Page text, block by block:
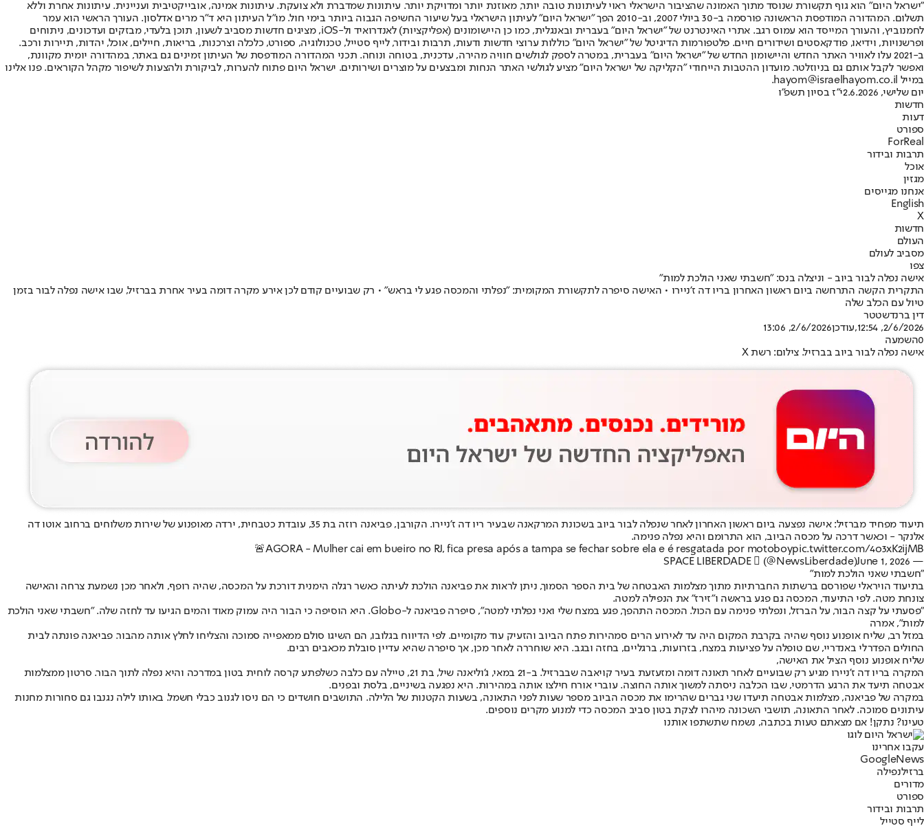
"ישראל היום" הוא גוף תקשורת שנוסד מתוך האמונה שהציבור הישראלי ראוי לעיתונות טובה יותר, מאוזנת יותר ומדויקת יותר. עיתונות שמדברת ולא צועקת. עיתונות אמינה, אובייקטיבית ועניינית. עיתונות אחרת וללא
תשלום. המהדורה המודפסת הראשונה פורסמה ב-30 ביולי 2007, וב-2010 הפך "ישראל היום" לעיתון הישראלי בעל שיעור החשיפה הגבוה ביותר בימי חול. מו"ל העיתון היא ד"ר מרים אדלסון. העורך הראשי הוא עמר
לחמנוביץ, והעורך המייסד הוא עמוס רגב. אתרי האינטרנט של "ישראל היום" בעברית ובאנגלית, כמו כן היישומונים (אפליקציות) לאנדרואיד ול-iOS, מציגים חדשות מסביב לשעון, תוכן בלעדי, מבזקים ועדכונים, ניתוחים
ופרשנויות, וידיאו, פודקאסטים ושידורים חיים. פלטפורמות הדיגיטל של "ישראל היום" כוללות ערוצי חדשות ודעות, תרבות ובידור, לייף סטייל, טכנולוגיה, ספורט, כלכלה וצרכנות, בריאות, חיילים, אוכל, יהדות, תיירות ורכב.
ב-2021 עלו לאוויר האתר החדש והיישומון החדש של "ישראל היום" בעברית, במטרה לספק לגולשים חוויה מהירה, עדכנית, בטוחה ונוחה. תכני המהדורה המודפסת של העיתון זמינים גם באתר, במהדורה יומית מקוונת,
ואפשר לקבל אותם גם בניוזלטר. מועדון ההטבות הייחודי "הקליקה של ישראל היום" מציע לגולשי האתר הנחות ומבצעים על מוצרים ושירותים. ישראל היום פתוח להערות, לביקורת ולהצעות לשיפור מקהל הקוראים. פנו אלינו
במייל hayom@israelhayom.co.il.
יום שלישי, 2.6.2026
י"ז בסיון תשפ"ו
חדשות
דעות
ספורט
ForReal
תרבות ובידור
אוכל
מגזין
אנחנו מגייסים
English
X
חדשות
העולם
מסביב לעולם
צפו
אישה נפלה לבור ביוב - וניצלה בנס: "חשבתי שאני הולכת למות"
התקרית הקשה התרחשה ביום ראשון האחרון בריו דה ז'ניירו • האישה סיפרה לתקשורת המקומית: "נפלתי והמכסה פגע לי בראש" • רק שבועיים קודם לכן אירע מקרה דומה בעיר אחרת בברזיל, שבו אישה נפלה לבור בזמן
טיול עם הכלב שלה
דין ברנדשטטר
2/6/2026, 12:54
,עודכן2/6/2026, 13:06
0השמעה
אישה נפלה לבור ביוב בברזיל. צילום: רשת X
תיעוד מפחיד מברזיל: אישה נפצעה ביום ראשון האחרון לאחר שנפלה לבור ביוב בשכונת המרקאנה שבעיר ריו דה ז'ניירו. הקורבן, פביאנה רוזה בת 35, עובדת כטבחית, ירדה מאופנוע של שירות משלוחים ברחוב אוטו דה
אלנקר - וכאשר דרכה על מכסה הביוב, הוא התרומם והיא נפלה פנימה.
🚨AGORA - Mulher cai em bueiro no RJ, fica presa após a tampa se fechar sobre ela e é resgatada por motoboypic.twitter.com/4o3xK2ijMB
— SPACE LIBERDADE  (@NewsLiberdade)
June 1, 2026
"חשבתי שאני הולכת למות"
בתיעוד הויראלי שפורסם ברשתות החברתיות מתוך מצלמות האבטחה של בית הספר הסמוך, ניתן לראות את פביאנה הולכת לעיתה כאשר רגלה הימנית דורכת על המכסה, שהיה רופף, ולאחר מכן נשמעת צרחה והאישה
צונחת מטה. לפי התיעוד, המכסה גם פגע בראשה ו"זירז" את הנפילה למטה.
"פסעתי על קצה הבור, על הברזל, ונפלתי פנימה עם הכול. המכסה התהפך, פגע במצח שלי ואני נפלתי למטה", סיפרה פביאנה ל-Globo. היא הוסיפה כי הבור היה עמוק מאוד והמים הגיעו עד לחזה שלה. "חשבתי שאני הולכת
למות", אמרה
במזל רב, שליח אופנוע נוסף שהיה בקרבת המקום היה עד לאירוע הרים סמהירות פתח הביוב והזעיק עוד מקומיים. לפי הדיווח בגלובו, הם השיגו סולם ממאפייה סמוכה והצליחו לחלץ אותה מהבור. פביאנה פונתה לבית
החולים הפדרלי באנדריי, שם טופלה על פציעות במצח, בזרועות, ברגליים, בחזה ובגב. היא שוחררה לאחר מכן, אך סיפרה שהיא עדיין סובלת מכאבים רבים.
שליח אופנוע נוסף הציל את האישה,
המקרה בריו דה ז'ניירו מגיע רק שבועיים לאחר תאונה דומה ומזעזעת בעיר קויאבה שבברזיל. ב-21 במאי, ג'וליאנה שיל, בת 21, טיילה עם כלבה כשלפתע קרסה לוחית בטון במדרכה והיא נפלה לתוך הבור. סרטון ממצלמות
אבטחה תיעד את הרגע הדרמטי, שבו הכלבה ניסתה למשוך אותה החוצה. עוברי אורח חילצו אותה במהירות. היא נפגעה בשיניים, בלסת ובפנים.
במקרה של פביאנה, מצלמות אבטחה תיעדו שני גברים שהרימו את מכסה הביוב מספר שעות לפני התאונה, בשעות הקטנות של הלילה. התושבים חושדים כי הם ניסו לגנוב כבלי חשמל. באותו לילה נגנבו גם סחורות מחנות
עיתונים סמוכה. לאחר התאונה, תושבי השכונה מיהרו לצקת בטון סביב המכסה כדי למנוע מקרים נוספים.
טעינו? נתקן! אם מצאתם טעות בכתבה, נשמח שתשתפו אותנו
עקבו אחרינו
Googl eNews
ברזילנפילה
מדורים
ספורט
תרבות ובידור
לייף סטייל